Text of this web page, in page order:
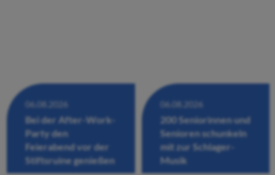
06.08.2026
Bei der After-Work-
Party den
Feierabend vor der
Stiftsruine genießen
06.08.2026
200 Seniorinnen und
Senioren schunkeln
mit zur Schlager-
Musik